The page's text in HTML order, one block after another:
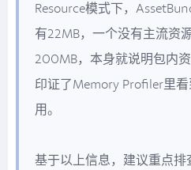
Resource模式下，
有22MB，一个没有主流资
200MB，本身就说明包内
印证了Memory Profiler里
用。
基于以上信息，建议重点